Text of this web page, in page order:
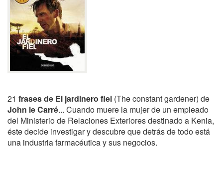
21 frases de El jardinero fiel (The constant gardener) de
John le Carré... Cuando muere la mujer de un empleado
del Ministerio de Relaciones Exteriores destinado a Kenia,
éste decide investigar y descubre que detrás de todo está
una industria farmacéutica y sus negocios.